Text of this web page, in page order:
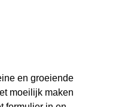
en groeiende
moeilijk maken